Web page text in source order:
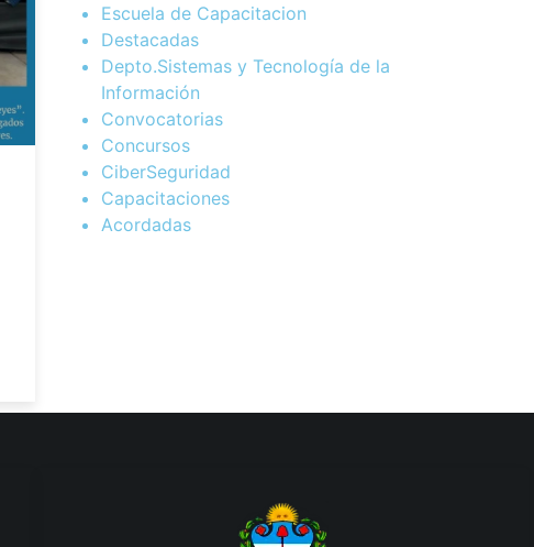
Escuela de Capacitacion
Destacadas
Depto.Sistemas y Tecnología de la
Información
Convocatorias
Concursos
CiberSeguridad
Capacitaciones
Acordadas